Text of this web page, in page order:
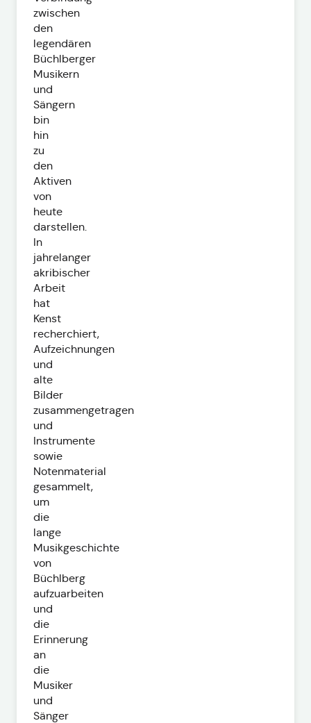
zwischen
den
legendären
Büchlberger
Musikern
und
Sängern
bin
hin
zu
den
Aktiven
von
heute
darstellen.
In
jahrelanger
akribischer
Arbeit
hat
Kenst
recherchiert,
Aufzeichnungen
und
alte
Bilder
zusammengetragen
und
Instrumente
sowie
Notenmaterial
gesammelt,
um
die
lange
Musikgeschichte
von
Büchlberg
aufzuarbeiten
und
die
Erinnerung
an
die
Musiker
und
Sänger